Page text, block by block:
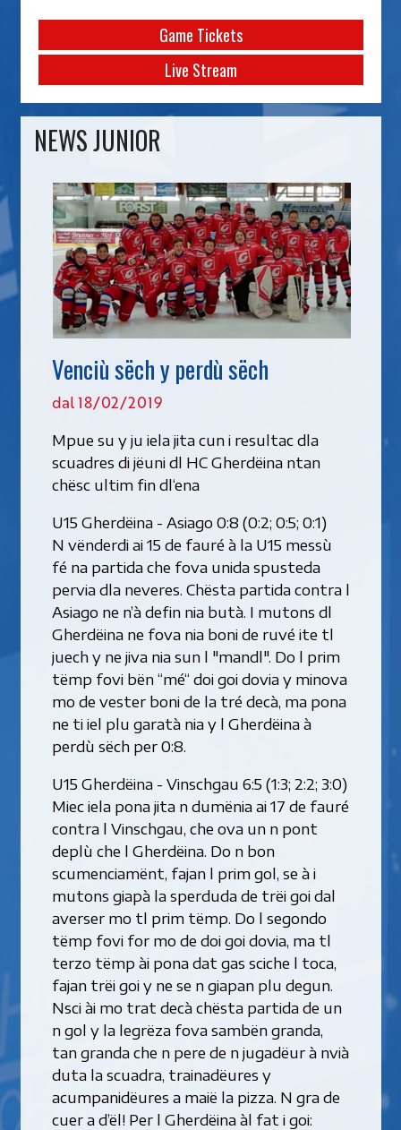
Game Tickets
Live Stream
NEWS JUNIOR
Venciù sëch y perdù sëch
dal 18/02/2019
Mpue su y ju iela jita cun i resultac dla
scuadres di jëuni dl HC Gherdëina ntan
chësc ultim fin dl‘ena
U15 Gherdëina - Asiago 0:8 (0:2; 0:5; 0:1)
N vënderdi ai 15 de fauré à la U15 messù
fé na partida che fova unida spusteda
pervia dla neveres. Chësta partida contra l
Asiago ne n’à defin nia butà. I mutons dl
Gherdëina ne fova nia boni de ruvé ite tl
juech y ne jiva nia sun l "mandl". Do l prim
tëmp fovi bën “mé“ doi goi dovia y minova
mo de vester boni de la tré decà, ma pona
ne ti iel plu garatà nia y l Gherdëina à
perdù sëch per 0:8.
U15 Gherdëina - Vinschgau 6:5 (1:3; 2:2; 3:0)
Miec iela pona jita n dumënia ai 17 de fauré
contra l Vinschgau, che ova un n pont
deplù che l Gherdëina. Do n bon
scumenciamënt, fajan l prim gol, se à i
mutons giapà la sperduda de trëi goi dal
averser mo tl prim tëmp. Do l segondo
tëmp fovi for mo de doi goi dovia, ma tl
terzo tëmp ài pona dat gas sciche l toca,
fajan trëi goi y ne se n giapan plu degun.
Nsci ài mo trat decà chësta partida de un
n gol y la legrëza fova sambën granda,
tan granda che n pere de n jugadëur à nvià
duta la scuadra, trainadëures y
acumpanidëures a maië la pizza. N gra de
cuer a d’ël! Per l Gherdëina àl fat i goi: